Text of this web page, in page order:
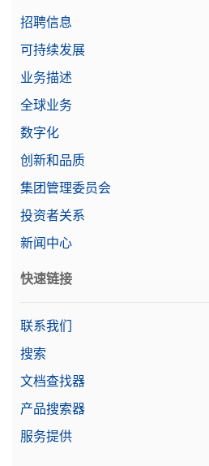
招聘信息
可持续发展
业务描述
全球业务
数字化
创新和品质
集团管理委员会
投资者关系
新闻中心
快速链接
联系我们
搜索
文档查找器
产品搜索器
服务提供